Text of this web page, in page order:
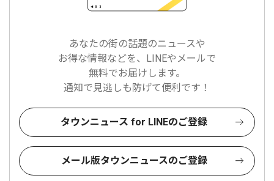
あなたの街の話題のニュースや
お得な情報などを、LINEやメールで
無料でお届けします。
通知で見逃しも防げて便利です！
タウンニュース for LINEのご登録
メール版タウンニュースのご登録